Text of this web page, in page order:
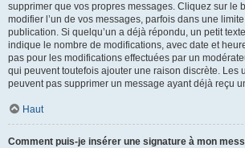
supprimer que vos propres messages. Cliquez sur le
modifier l’un de vos messages, parfois dans une
publication. Si quelqu’un a déjà répondu, un petit
indique le nombre de modifications, avec date et
pas pour les modifications effectuées par un
qui peuvent toutefois ajouter une raison discrète. Les
peuvent pas supprimer un message ayant déjà reçu
Haut
Comment puis-je insérer une signature à mon